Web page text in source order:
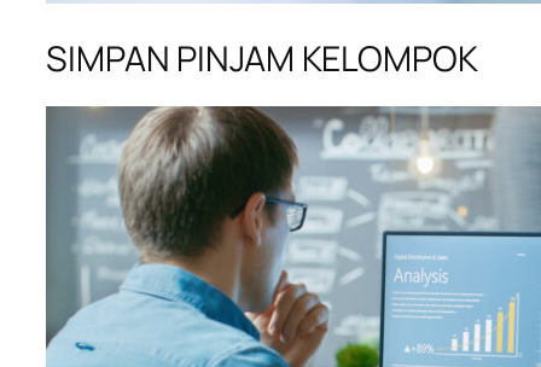
SIMPAN PINJAM KELOMPOK